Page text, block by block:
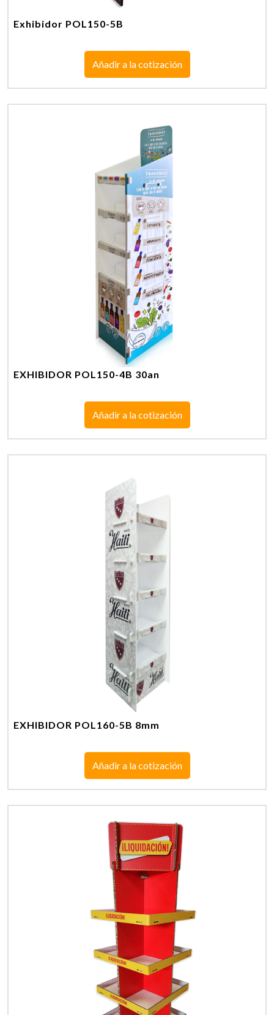
Exhibidor POL150-5B
Añadir a la cotización
EXHIBIDOR POL150-4B 30an
Añadir a la cotización
EXHIBIDOR POL160-5B 8mm
Añadir a la cotización